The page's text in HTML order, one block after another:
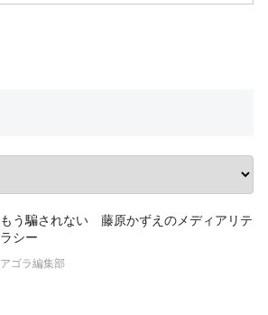
もう騙されない 藤原かずえのメディアリテ
ラシー
アゴラ編集部